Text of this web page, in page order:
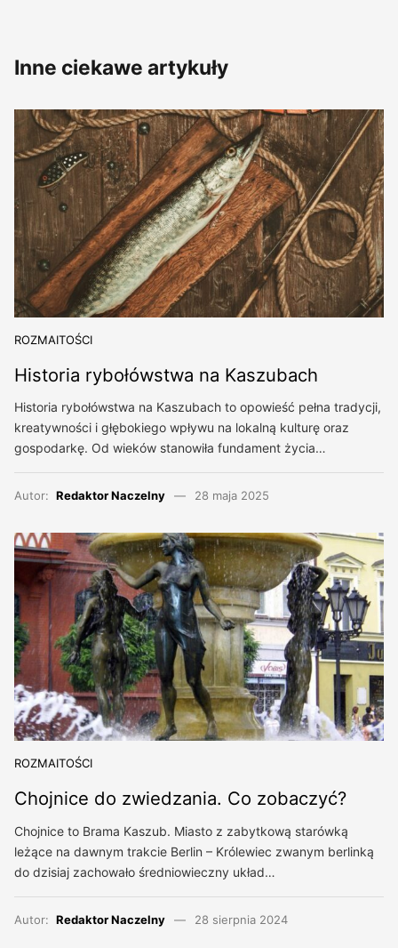
Inne ciekawe artykuły
ROZMAITOŚCI
Historia rybołówstwa na Kaszubach
Historia rybołówstwa na Kaszubach to opowieść pełna tradycji,
kreatywności i głębokiego wpływu na lokalną kulturę oraz
gospodarkę. Od wieków stanowiła fundament życia…
Autor: Redaktor Naczelny 28 maja 2025
ROZMAITOŚCI
Chojnice do zwiedzania. Co zobaczyć?
Chojnice to Brama Kaszub. Miasto z zabytkową starówką
leżące na dawnym trakcie Berlin – Królewiec zwanym berlinką
do dzisiaj zachowało średniowieczny układ…
Autor: Redaktor Naczelny 28 sierpnia 2024